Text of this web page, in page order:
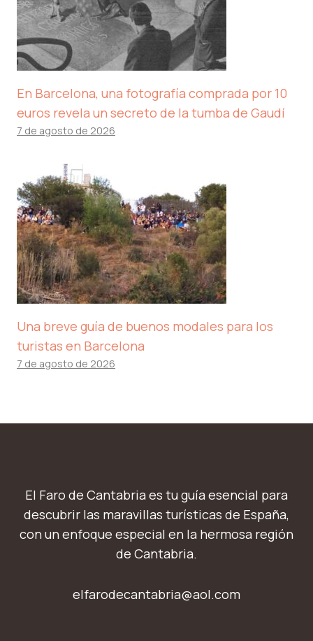
En Barcelona, ​​una fotografía comprada por 10
euros revela un secreto de la tumba de Gaudí
7 de agosto de 2026
Una breve guía de buenos modales para los
turistas en Barcelona
7 de agosto de 2026
El Faro de Cantabria es tu guía esencial para
descubrir las maravillas turísticas de España,
con un enfoque especial en la hermosa región
de Cantabria.
elfarodecantabria@aol.com